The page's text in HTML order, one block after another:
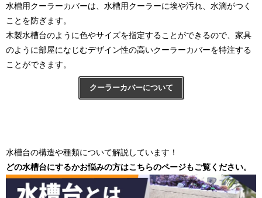
水槽用クーラーカバーは、水槽用クーラーに埃や汚れ、水滴がつく
ことを防ぎます。
木製水槽台のように色やサイズを指定することができるので、家具
のように部屋になじむデザイン性の高いクーラーカバーを特注する
ことができます。
クーラーカバーについて
水槽台の構造や種類について解説しています！
どの水槽台にするかお悩みの方はこちらのページもご覧ください。